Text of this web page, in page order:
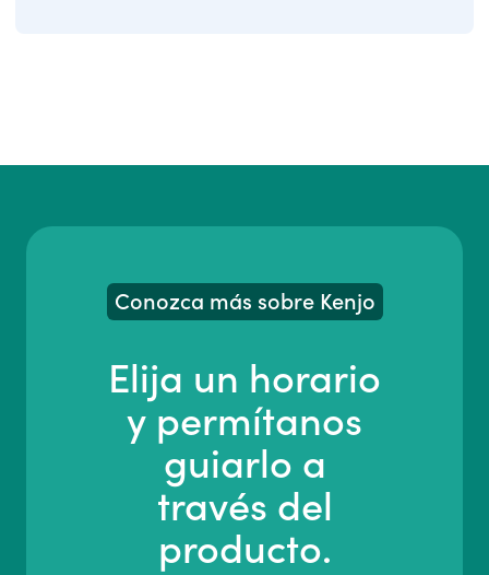
Conozca más sobre Kenjo
Elija un horario
y permítanos
guiarlo a
través del
producto.